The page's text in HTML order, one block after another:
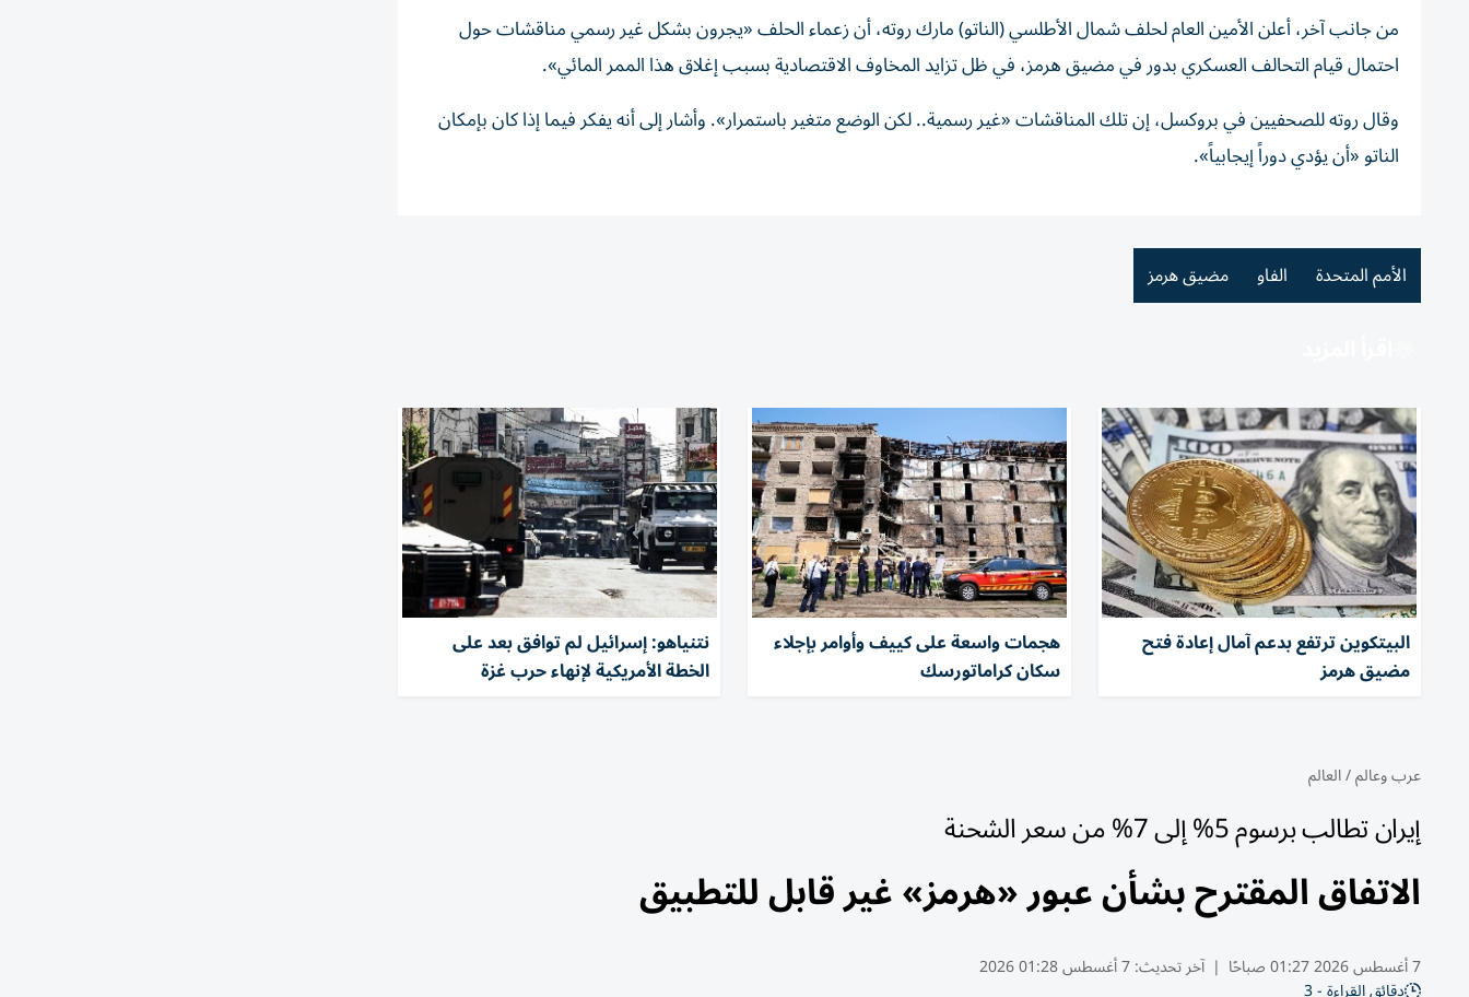
من جانب آخر، أعلن الأمين العام لحلف شمال الأطلسي (الناتو) مارك روته، أن زعماء الحلف «يجرون بشكل غير رسمي مناقشات حول
احتمال قيام التحالف العسكري بدور في مضيق هرمز، في ظل تزايد المخاوف الاقتصادية بسبب إغلاق هذا الممر المائي».
وقال روته للصحفيين في بروكسل، إن تلك المناقشات «غير رسمية.. لكن الوضع متغير باستمرار». وأشار إلى أنه يفكر فيما إذا كان بإمكان
الناتو «أن يؤدي دوراً إيجابياً».
الأمم المتحدة الفاو مضيق هرمز
البيتكوين ترتفع بدعم آمال إعادة فتح
مضيق هرمز
هجمات واسعة على كييف وأوامر بإجلاء
سكان كراماتورسك
نتنياهو: إسرائيل لم توافق بعد على
الخطة الأمريكية لإنهاء حرب غزة
عرب وعالم/العالم
إيران تطالب برسوم 5% إلى 7% من سعر الشحنة
الاتفاق المقترح بشأن عبور «هرمز» غير قابل للتطبيق
7 أغسطس 2026 01:27 صباحًا | آخر تحديث:7 أغسطس 01:28 2026